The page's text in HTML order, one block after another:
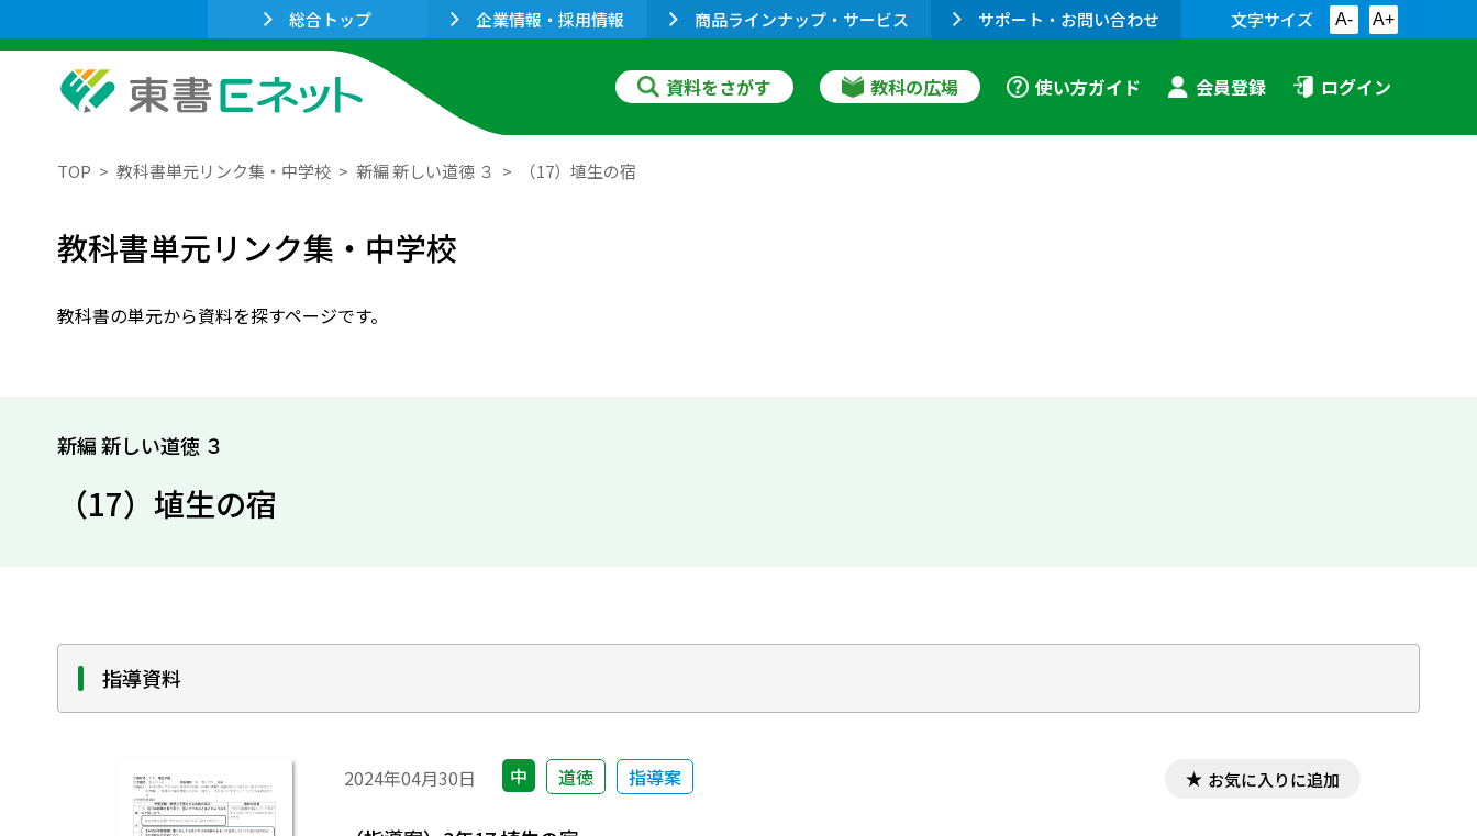
総合トップ 企業情報・採用情報 商品ラインナップ・サービス サポート・お問い合わせ 文字サイズ A- A+
資料をさがす 教科の広場 使い方ガイド 会員登録 ログイン
TOP 教科書単元リンク集・中学校 新編 新しい道徳 ３ （17）埴生の宿
教科書単元リンク集・中学校
教科書の単元から資料を探すページです。
新編 新しい道徳 ３
（17）埴生の宿
指導資料
2024年04月30日 中 道徳 指導案 お気に入りに追加